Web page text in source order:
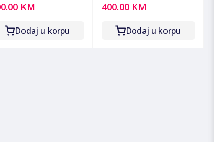
- ZLN3584
KM
Dodaj u korpu
3050W - ZLN2502
400.00 KM
Dodaj u korpu